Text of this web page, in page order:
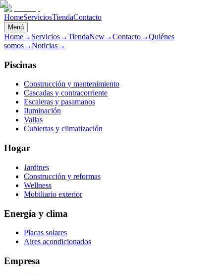
HomeServiciosTiendaContacto
Menú
Home→ Servicios→TiendaNew→Contacto→Quiénes
somos→Noticias→
Piscinas
Construcción y mantenimiento
Cascadas y contracorriente
Escaleras y pasamanos
Iluminación
Vallas
Cubiertas y climatización
Hogar
Jardines
Construcción y reformas
Wellness
Mobiliario exterior
Energía y clima
Placas solares
Aires acondicionados
Empresa